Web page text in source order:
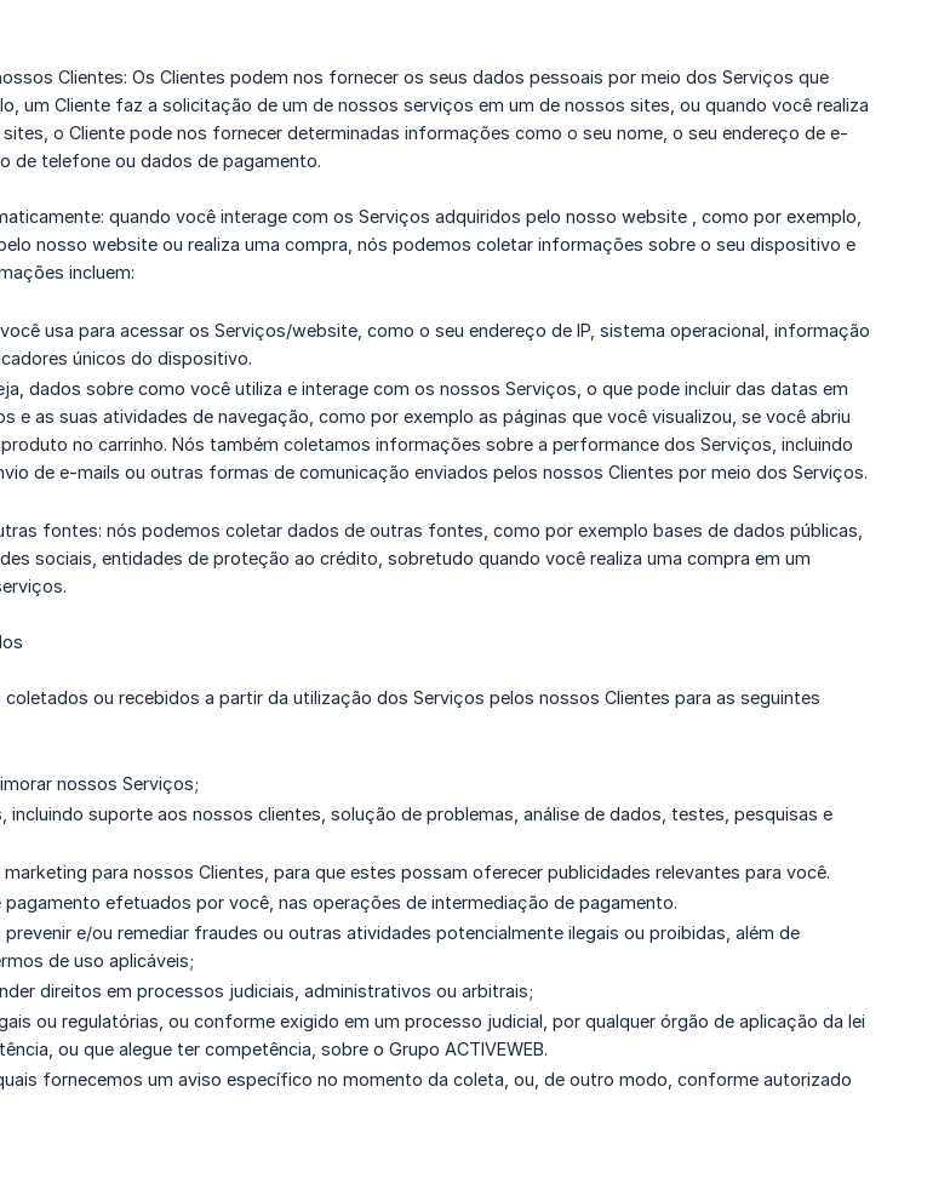
Clientes: Os Clientes podem nos fornecer os seus dados pessoais por meio dos Serviços que
um Cliente faz a solicitação de um de nossos serviços em um de nossos sites, ou quando você realiza
o Cliente pode nos fornecer determinadas informações como o seu nome, o seu endereço de e-
de telefone ou dados de pagamento.
quando você interage com os Serviços adquiridos pelo nosso website , como por exemplo,
nosso website ou realiza uma compra, nós podemos coletar informações sobre o seu dispositivo e
incluem:
usa para acessar os Serviços/website, como o seu endereço de IP, sistema operacional, informação
únicos do dispositivo.
dados sobre como você utiliza e interage com os nossos Serviços, o que pode incluir das datas em
e as suas atividades de navegação, como por exemplo as páginas que você visualizou, se você abriu
no carrinho. Nós também coletamos informações sobre a performance dos Serviços, incluindo
de e-mails ou outras formas de comunicação enviados pelos nossos Clientes por meio dos Serviços.
fontes: nós podemos coletar dados de outras fontes, como por exemplo bases de dados públicas,
sociais, entidades de proteção ao crédito, sobretudo quando você realiza uma compra em um
ou recebidos a partir da utilização dos Serviços pelos nossos Clientes para as seguintes
nossos Serviços;
incluindo suporte aos nossos clientes, solução de problemas, análise de dados, testes, pesquisas e
para nossos Clientes, para que estes possam oferecer publicidades relevantes para você.
efetuados por você, nas operações de intermediação de pagamento.
e/ou remediar fraudes ou outras atividades potencialmente ilegais ou proibidas, além de
de uso aplicáveis;
direitos em processos judiciais, administrativos ou arbitrais;
ou regulatórias, ou conforme exigido em um processo judicial, por qualquer órgão de aplicação da lei
ou que alegue ter competência, sobre o Grupo ACTIVEWEB.
fornecemos um aviso específico no momento da coleta, ou, de outro modo, conforme autorizado